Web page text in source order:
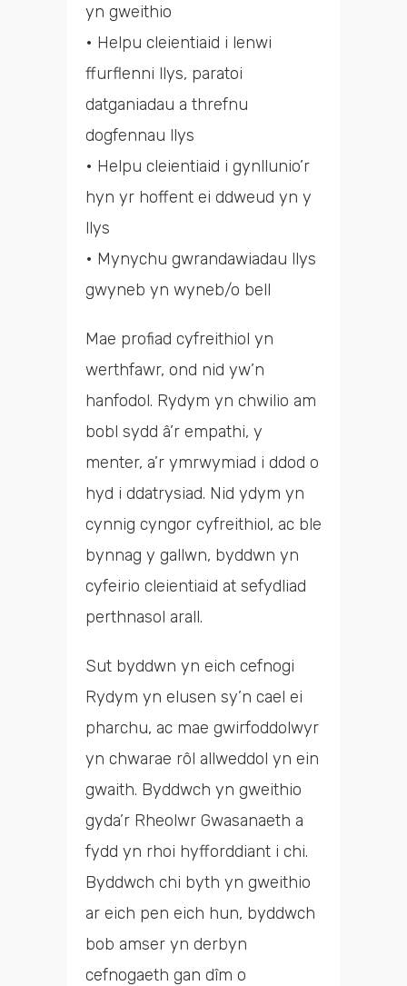
yn gweithio
• Helpu cleientiaid i lenwi
ffurflenni llys, paratoi
datganiadau a threfnu
dogfennau llys
• Helpu cleientiaid i gynllunio’r
hyn yr hoffent ei ddweud yn y
llys
• Mynychu gwrandawiadau llys
gwyneb yn wyneb/o bell
Mae profiad cyfreithiol yn
werthfawr, ond nid yw’n
hanfodol. Rydym yn chwilio am
bobl sydd â’r empathi, y
menter, a’r ymrwymiad i ddod o
hyd i ddatrysiad. Nid ydym yn
cynnig cyngor cyfreithiol, ac ble
bynnag y gallwn, byddwn yn
cyfeirio cleientiaid at sefydliad
perthnasol arall.
Sut byddwn yn eich cefnogi
Rydym yn elusen sy’n cael ei
pharchu, ac mae gwirfoddolwyr
yn chwarae rôl allweddol yn ein
gwaith. Byddwch yn gweithio
gyda’r Rheolwr Gwasanaeth a
fydd yn rhoi hyfforddiant i chi.
Byddwch chi byth yn gweithio
ar eich pen eich hun, byddwch
bob amser yn derbyn
cefnogaeth gan dîm o